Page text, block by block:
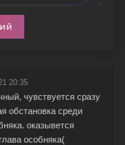
20:35
чувствуется сразу
обстановка среди
оказывется
особняка(